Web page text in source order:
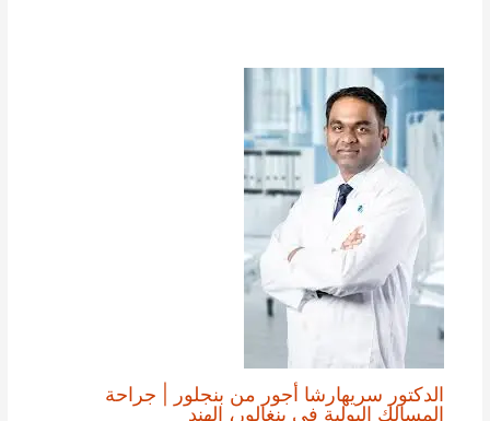
الدكتور سريهارشا أجور من بنجلور | جراحة
المسالك البولية في بنغالور، الهند